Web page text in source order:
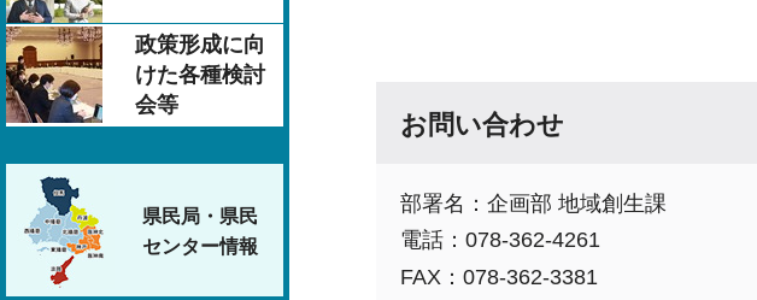
政策形成に向
けた各種検討
会等
県民局・県民
センター情報
お問い合わせ
部署名：企画部 地域創生課
電話：078-362-4261
FAX：078-362-3381